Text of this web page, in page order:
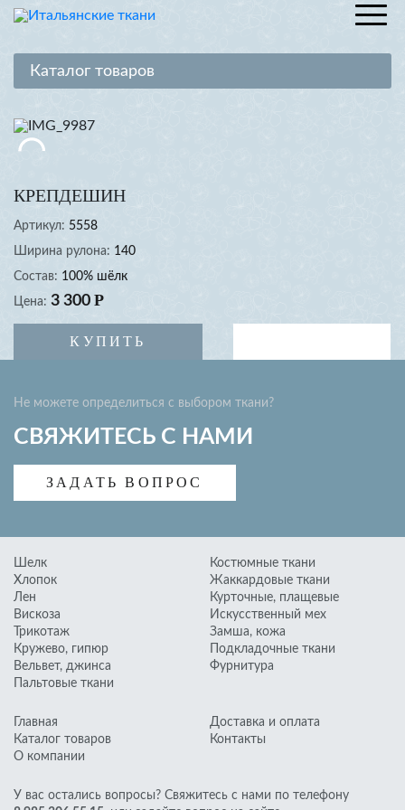
Каталог товаров
Хлопок
Вискоза
Трикотаж
Кружево, гипюр
Костюмные ткани
Курточные, плащевые
Искусственный мех
Подкладочные ткани
Фурнитура
КРЕПДЕШИН
Артикул: 5558
Ширина рулона: 140
Состав: 100% шёлк
Цена: 3 300 Р
КУПИТЬ
Не можете определиться с выбором ткани?
СВЯЖИТЕСЬ С НАМИ
ЗАДАТЬ ВОПРОС
Шелк
Хлопок
Лен
Вискоза
Трикотаж
Кружево, гипюр
Вельвет, джинса
Пальтовые ткани
Костюмные ткани
Жаккардовые ткани
Курточные, плащевые
Искусственный мех
Замша, кожа
Подкладочные ткани
Фурнитура
Главная
Каталог товаров
О компании
Доставка и оплата
Контакты
У вас остались вопросы? Свяжитесь с нами по телефону